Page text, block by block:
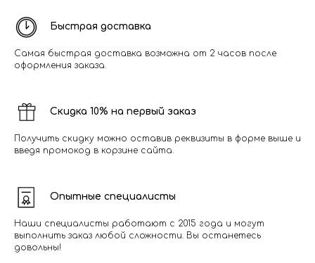
Быстрая доставка
Самая быстрая доставка возможна от 2 часов после
оформления заказа.
Скидка 10% на первый заказ
Получить скидку можно оставив реквизиты в форме выше и
введя промокод в корзине сайта.
Опытные специалисты
Наши специалисты работают с 2015 года и могут
выполнить заказ любой сложности. Вы останетесь
довольны!